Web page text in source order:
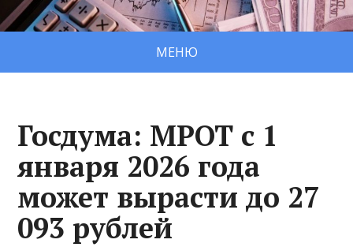
МЕНЮ
Госдума: МРОТ с 1
января 2026 года
может вырасти до 27
093 рублей